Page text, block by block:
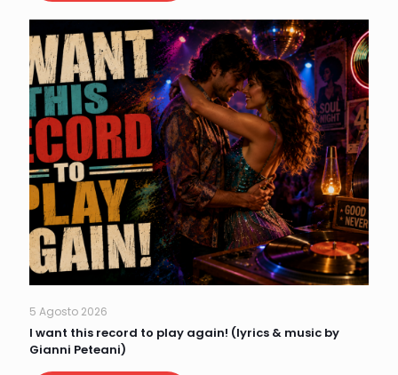
5 Agosto 2026
I want this record to play again! (lyrics & music by
Gianni Peteani)